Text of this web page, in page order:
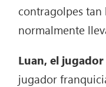
contragolpes tan
normalmente
Luan, el
jugador